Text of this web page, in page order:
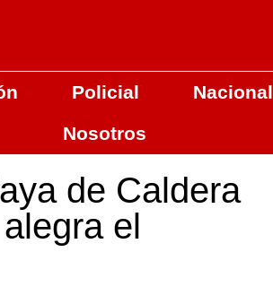
Policial Nacional
Nosotros
de Caldera
el